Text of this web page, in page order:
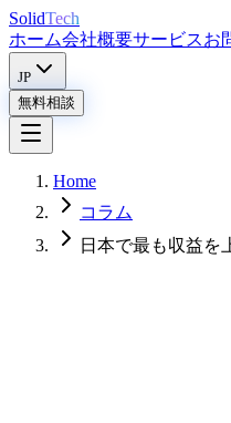
SolidTech
ホーム会社概要サービスお
JP
無料相談
Home
コラム
日本で最も収益を